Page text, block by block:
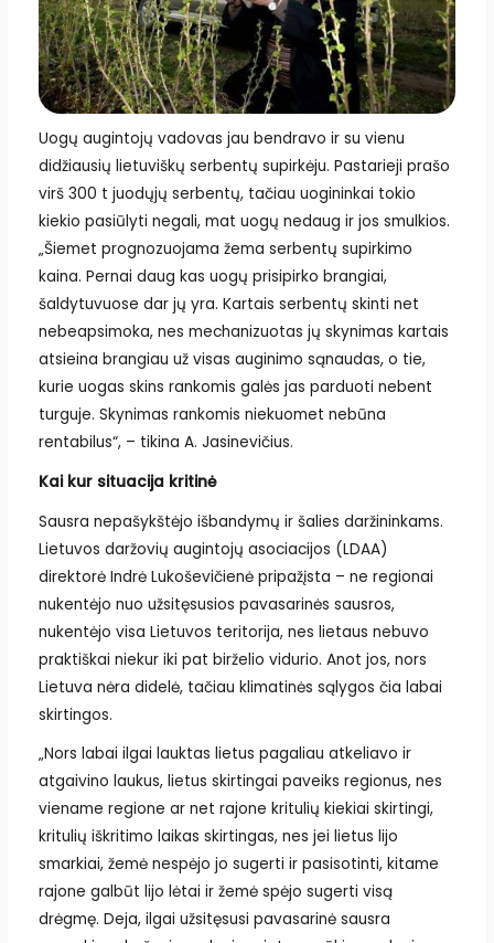
Uogų augintojų vadovas jau bendravo ir su vienu
didžiausių lietuviškų serbentų supirkėju. Pastarieji prašo
virš 300 t juodųjų serbentų, tačiau uogininkai tokio
kiekio pasiūlyti negali, mat uogų nedaug ir jos smulkios.
„Šiemet prognozuojama žema serbentų supirkimo
kaina. Pernai daug kas uogų prisipirko brangiai,
šaldytuvuose dar jų yra. Kartais serbentų skinti net
nebeapsimoka, nes mechanizuotas jų skynimas kartais
atsieina brangiau už visas auginimo sąnaudas, o tie,
kurie uogas skins rankomis galės jas parduoti nebent
turguje. Skynimas rankomis niekuomet nebūna
rentabilus“, – tikina A. Jasinevičius.
Kai kur situacija kritinė
Sausra nepašykštėjo išbandymų ir šalies daržininkams.
Lietuvos daržovių augintojų asociacijos (LDAA)
direktorė Indrė Lukoševičienė pripažįsta – ne regionai
nukentėjo nuo užsitęsusios pavasarinės sausros,
nukentėjo visa Lietuvos teritorija, nes lietaus nebuvo
praktiškai niekur iki pat birželio vidurio. Anot jos, nors
Lietuva nėra didelė, tačiau klimatinės sąlygos čia labai
skirtingos.
„Nors labai ilgai lauktas lietus pagaliau atkeliavo ir
atgaivino laukus, lietus skirtingai paveiks regionus, nes
viename regione ar net rajone kritulių kiekiai skirtingi,
kritulių iškritimo laikas skirtingas, nes jei lietus lijo
smarkiai, žemė nespėjo jo sugerti ir pasisotinti, kitame
rajone galbūt lijo lėtai ir žemė spėjo sugerti visą
drėgmę. Deja, ilgai užsitęsusi pavasarinė sausra